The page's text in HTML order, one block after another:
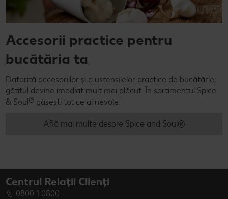
Accesorii practice pentru
bucătăria ta
Datorită accesoriilor și a ustensilelor practice de bucătărie,
gătitul devine imediat mult mai plăcut. În sortimentul Spice
& Soul® găsești tot ce ai nevoie.
Află mai multe despre Spice and Soul®
Centrul Relații Clienți
0800 1 0800